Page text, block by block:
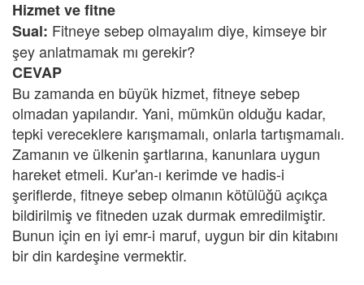
Hizmet ve fitne
Sual: Fitneye sebep olmayalım diye, kimseye bir
şey anlatmamak mı gerekir?
CEVAP
Bu zamanda en büyük hizmet, fitneye sebep
olmadan yapılandır. Yani, mümkün olduğu kadar,
tepki vereceklere karışmamalı, onlarla tartışmamalı.
Zamanın ve ülkenin şartlarına, kanunlara uygun
hareket etmeli. Kur'an-ı kerimde ve hadis-i
şeriflerde, fitneye sebep olmanın kötülüğü açıkça
bildirilmiş ve fitneden uzak durmak emredilmiştir.
Bunun için en iyi emr-i maruf, uygun bir din kitabını
bir din kardeşine vermektir.